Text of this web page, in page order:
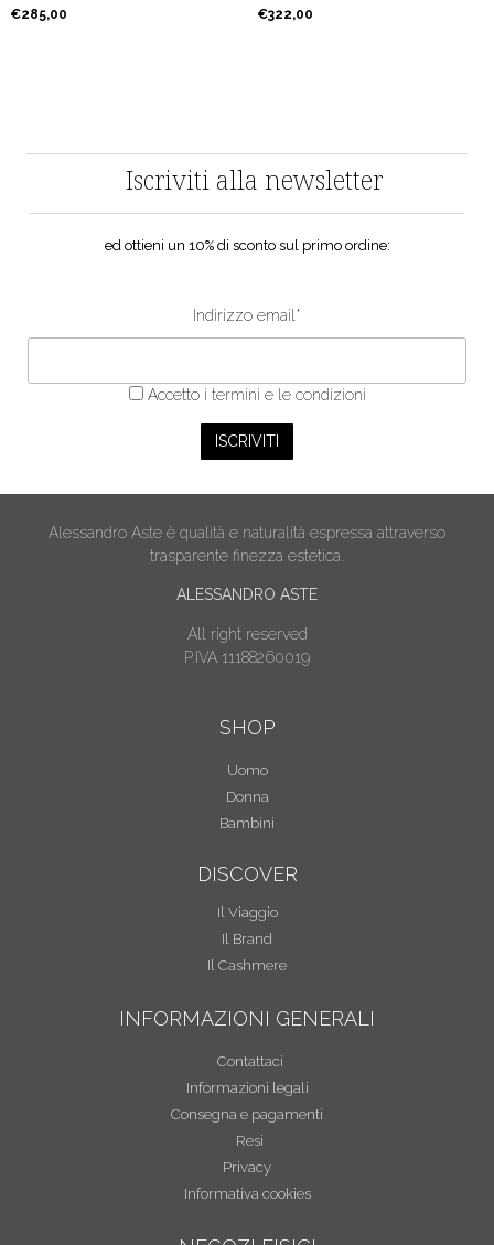
€285,00 €322,00
Iscriviti alla newsletter
ed ottieni un 10% di sconto sul primo ordine:
Indirizzo email*
Accettoi termini e le condizioni
Alessandro Aste è qualità e naturalità espressa attraverso
trasparente finezza estetica.
ALESSANDRO ASTE
All right reserved
P.IVA 11188260019
SHOP
Uomo
Donna
Bambini
DISCOVER
Il Viaggio
Il Brand
Il Cashmere
INFORMAZIONI GENERALI
Contattaci
Informazioni legali
Consegna e pagamenti
Resi
Privacy
Informativa cookies